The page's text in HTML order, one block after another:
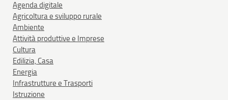
Agenda digitale
Agricoltura e sviluppo rurale
Ambiente
Attività produttive e Imprese
Cultura
Edilizia, Casa
Energia
Infrastrutture e Trasporti
Istruzione